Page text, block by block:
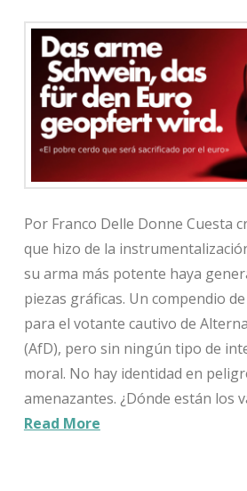
Por Franco Delle Donne Cuesta
que hizo de la
su arma más potente haya
piezas gráficas. Un compendio
para el votante cautivo de
(AfD), pero sin ningún tipo de
moral. No hay identidad en
amenazantes. ¿Dónde están los
Read More